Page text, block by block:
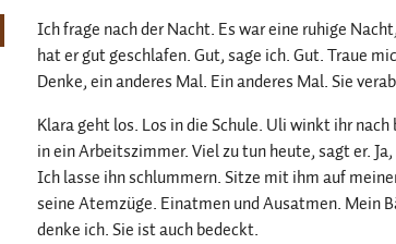
Ich frage nach der Nacht. Es war eine ruhige
hat er gut geschlafen. Gut, sage ich. Gut. Traue
Denke, ein anderes Mal. Ein anderes Mal. Sie
Klara geht los. Los in die Schule. Uli winkt ihr
in ein Arbeitszimmer. Viel zu tun heute, sagt er.
Ich lasse ihn schlummern. Sitze mit ihm auf
seine Atemzüge. Einatmen und Ausatmen. Mein
denke ich. Sie ist auch bedeckt.